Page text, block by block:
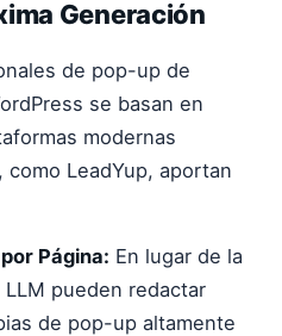
Generación
de pop-up de
se basan en
modernas
como LeadYup, aportan
Página: En lugar de la
pueden redactar
de pop-up altamente